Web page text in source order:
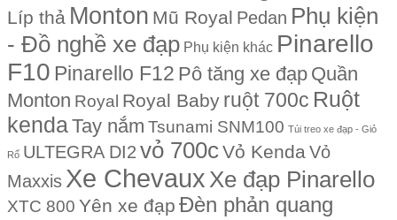
Líp thả Monton Mũ Royal Pedan Phụ kiện
- Đồ nghề xe đạp Phụ kiện khác Pinarello
F10 Pinarello F12 Pô tăng xe đạp Quần
Monton Royal Royal Baby ruột 700c Ruột
kendaTay nắm Tsunami SNM100 Túi treo xe đạp - Giỏ
Rổ ULTEGRA DI2 vỏ 700cVỏ KendaVỏ
Maxxis Xe Chevaux Xe đạp Pinarello
XTC 800 Yên xe đạp Đèn phản quang